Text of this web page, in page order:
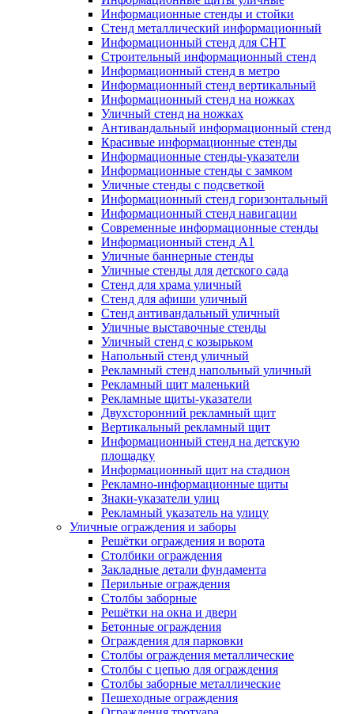
Информационные стенды и стойки
Стенд металлический информационный
Информационный стенд для СНТ
Строительный информационный стенд
Информационный стенд в метро
Информационный стенд вертикальный
Информационный стенд на ножках
Уличный стенд на ножках
Антивандальный информационный стенд
Красивые информационные стенды
Информационные стенды-указатели
Информационные стенды с замком
Уличные стенды с подсветкой
Информационный стенд горизонтальный
Информационный стенд навигации
Современные информационные стенды
Информационный стенд А1
Уличные баннерные стенды
Уличные стенды для детского сада
Стенд для храма уличный
Стенд для афиши уличный
Стенд антивандальный уличный
Уличные выставочные стенды
Уличный стенд с козырьком
Напольный стенд уличный
Рекламный стенд напольный уличный
Рекламный щит маленький
Рекламные щиты-указатели
Двухсторонний рекламный щит
Вертикальный рекламный щит
Информационный стенд на детскую
площадку
Информационный щит на стадион
Рекламно-информационные щиты
Знаки-указатели улиц
Рекламный указатель на улицу
Уличные ограждения и заборы
Решётки ограждения и ворота
Столбики ограждения
Закладные детали фундамента
Перильные ограждения
Столбы заборные
Решётки на окна и двери
Бетонные ограждения
Ограждения для парковки
Столбы ограждения металлические
Столбы с цепью для ограждения
Столбы заборные металлические
Пешеходные ограждения